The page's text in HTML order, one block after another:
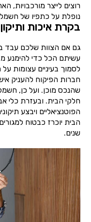
רוצים לייצר
נופלת על כתפיו של
בקרת איכות
גם אם הצוות שלכם עבד
עשיתם הכל כדי להימנע
לסמוך בעיניים עצומות
חברות הפיקוח להעניק
שהנכס מוכן. ועל כן,
חלקי הבית. ובעזרת כלי
הפוטנציאליים ויבצע
הבית יוכרז כבטוח
שנים.